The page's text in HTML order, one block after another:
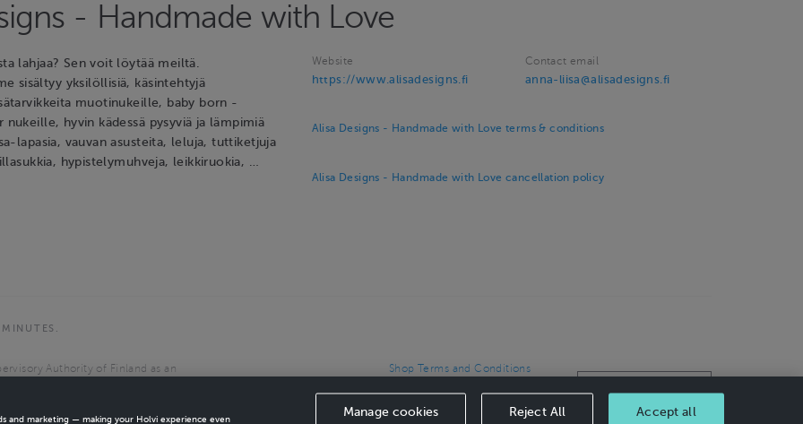
- Handmade with Love
lahjaa? Sen voit löytää meiltä.
sisältyy yksilöllisiä, käsintehtyjä
muotinukeille, baby born -
nukeille, hyvin kädessä pysyviä ja lämpimiä
lapasia, vauvan asusteita, leluja, tuttiketjuja
hypistelymuhveja, leikkiruokia, …
Website
https://www.alisadesigns.fi
Contact email
anna-liisa@alisadesigns.fi
Alisa Designs - Handmade with Love terms & conditions
Alisa Designs - Handmade with Love cancellation policy
Authority of Finland as an
Shop Terms and Conditions
Cancellation policy
and marketing — making your Holvi experience even
Manage cookies Reject All Accept all